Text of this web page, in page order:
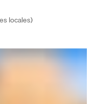
locales)